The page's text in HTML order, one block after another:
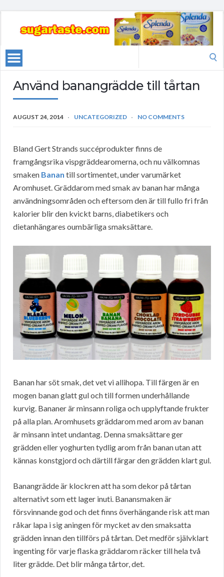
Använd banangrädde till tårtan
AUGUST 24, 2014 UNCATEGORIZED NO COMMENTS
Bland Gert Strands succéprodukter finns de
framgångsrika vispgräddearomerna, och nu välkomnas
smaken Banan till sortimentet, under varumärket
Aromhuset. Gräddarom med smak av banan har många
användningsområden och eftersom den är till fullo fri från
kalorier blir den kvickt barns, diabetikers och
dietanhängares oumbärliga smaksättare.
Banan har söt smak, det vet vi allihopa. Till färgen är en
mogen banan glatt gul och till formen underhållande
kurvig. Bananer är minsann roliga och upplyftande frukter
på alla plan. Aromhusets gräddarom med arom av banan
är minsann intet undantag. Denna smaksättare ger
grädden eller yoghurten tydlig arom från banan utan att
kännas konstgjord och därtill färgar den grädden klart gul.
Banangrädde är klockren att ha som dekor på tårtan
alternativt som ett lager inuti. Banansmaken är
försvinnande god och det finns överhängande risk att man
råkar lapa i sig aningen för mycket av den smaksatta
grädden innan den tillförs på tårtan. Det medför självklart
ingenting för varje flaska gräddarom räcker till hela två
liter grädde. Det blir många tårtor, det.